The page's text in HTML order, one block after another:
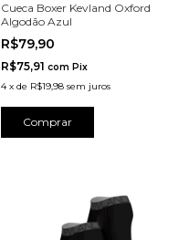
Cueca Boxer Kevland Oxford
Algodão Azul
R$79,90
R$75,91 com Pix
4 x de R$19,98 sem juros
Comprar